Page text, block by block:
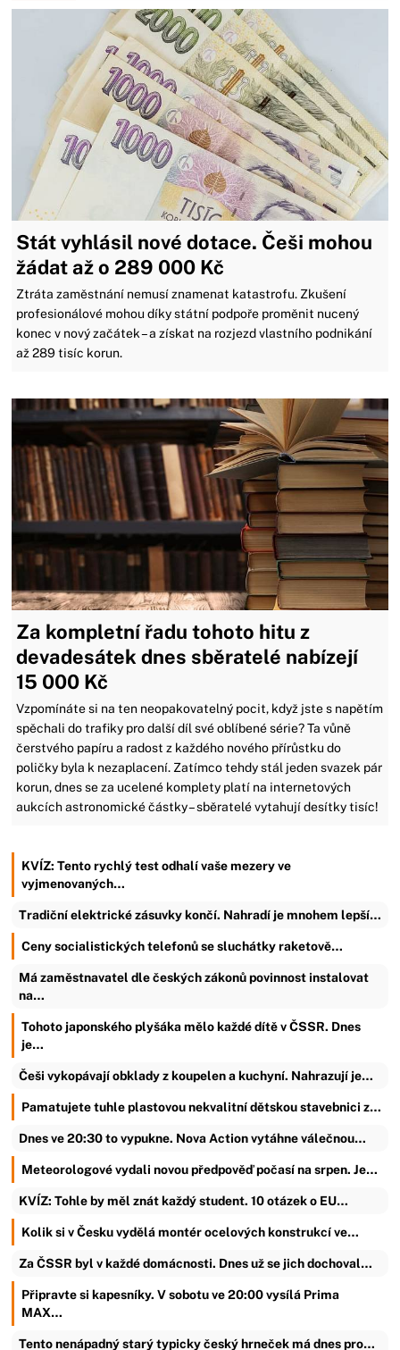
Stát vyhlásil nové dotace. Češi mohou
žádat až o 289 000 Kč
Ztráta zaměstnání nemusí znamenat katastrofu. Zkušení
profesionálové mohou díky státní podpoře proměnit nucený
konec v nový začátek – a získat na rozjezd vlastního podnikání
až 289 tisíc korun.
Za kompletní řadu tohoto hitu z
devadesátek dnes sběratelé nabízejí
15 000 Kč
Vzpomínáte si na ten neopakovatelný pocit, když jste s napětím
spěchali do trafiky pro další díl své oblíbené série? Ta vůně
čerstvého papíru a radost z každého nového přírůstku do
poličky byla k nezaplacení. Zatímco tehdy stál jeden svazek pár
korun, dnes se za ucelené komplety platí na internetových
aukcích astronomické částky – sběratelé vytahují desítky tisíc!
KVÍZ: Tento rychlý test odhalí vaše mezery ve
vyjmenovaných…
Tradiční elektrické zásuvky končí. Nahradí je mnohem lepší…
Ceny socialistických telefonů se sluchátky raketově…
Má zaměstnavatel dle českých zákonů povinnost instalovat
na…
Tohoto japonského plyšáka mělo každé dítě v ČSSR. Dnes
je…
Češi vykopávají obklady z koupelen a kuchyní. Nahrazují je…
Pamatujete tuhle plastovou nekvalitní dětskou stavebnici z…
Dnes ve 20:30 to vypukne. Nova Action vytáhne válečnou…
Meteorologové vydali novou předpověď počasí na srpen. Je…
KVÍZ: Tohle by měl znát každý student. 10 otázek o EU…
Kolik si v Česku vydělá montér ocelových konstrukcí ve…
Za ČSSR byl v každé domácnosti. Dnes už se jich dochoval…
Připravte si kapesníky. V sobotu ve 20:00 vysílá Prima
MAX…
Tento nenápadný starý typicky český hrneček má dnes pro…